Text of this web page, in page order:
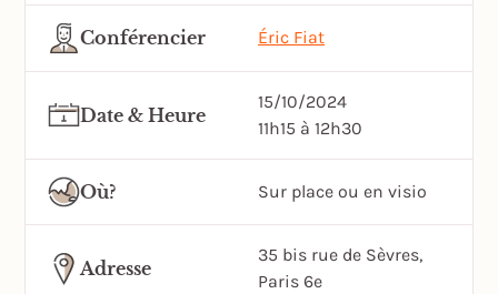
Conférencier Éric Fiat
Date & Heure
15/10/2024
11h15 à 12h30
Où? Sur place ou en visio
Adresse
35 bis rue de Sèvres,
Paris 6e